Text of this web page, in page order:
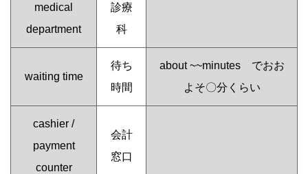
medical
department
診療
科
waiting time
待ち
時間
about ~~minutes でおお
よそ〇分くらい
cashier /
payment
counter
会計
窓口